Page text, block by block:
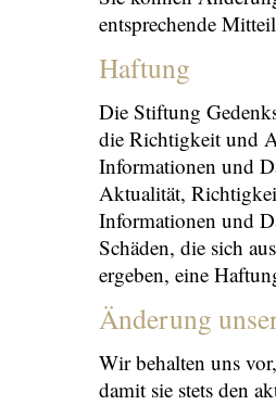
entsprechende
Haftung
Die Stiftung
die Richtigkeit und
Informationen und
Aktualität,
Informationen und
Schäden, die sich
ergeben, eine
Änderung
Wir behalten uns
damit sie stets den